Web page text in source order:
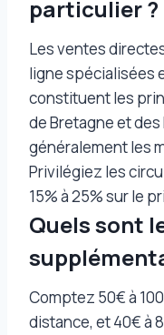
particulier ?
Les ventes
ligne spécialisées
constituent les
de Bretagne et
généralement les
Privilégiez les
15% à 25% sur le
Quels sont
Comptez 50€ à
distance, et 40€ à